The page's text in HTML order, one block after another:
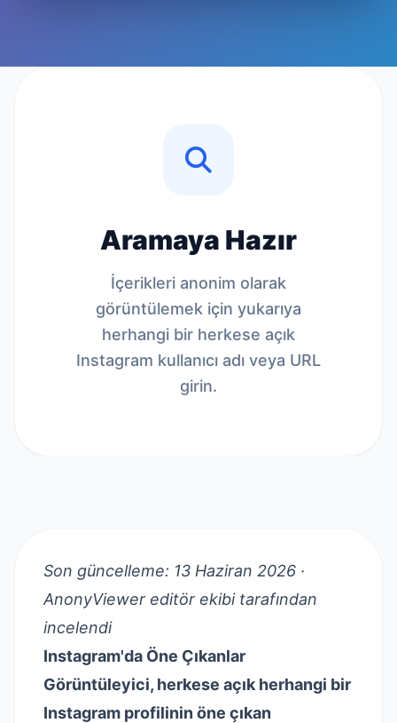
Aramaya Hazır
İçerikleri anonim olarak
görüntülemek için yukarıya
herhangi bir herkese açık
Instagram kullanıcı adı veya URL
girin.
Son güncelleme: 13 Haziran 2026 ·
AnonyViewer editör ekibi tarafından
incelendi
Instagram'da Öne Çıkanlar
Görüntüleyici, herkese açık herhangi bir
Instagram profilinin öne çıkan